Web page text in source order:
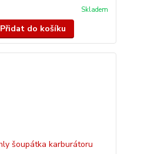
Skladem
Přidat do košíku